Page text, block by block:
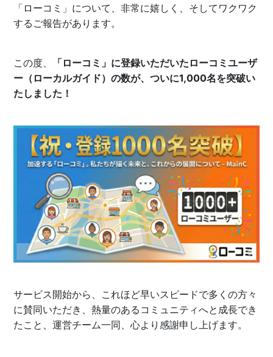
「ローコミ」について、非常に嬉しく、そしてワクワク
するご報告があります。
この度、
「ローコミ」に登録いただいたローコミユーザ
ー（ローカルガイド）の数が、ついに1,000名を突破い
たしました！
サービス開始から、これほど早いスピードで多くの方々
に賛同いただき、熱量のあるコミュニティへと成長でき
たこと、運営チーム一同、心より感謝申し上げます。